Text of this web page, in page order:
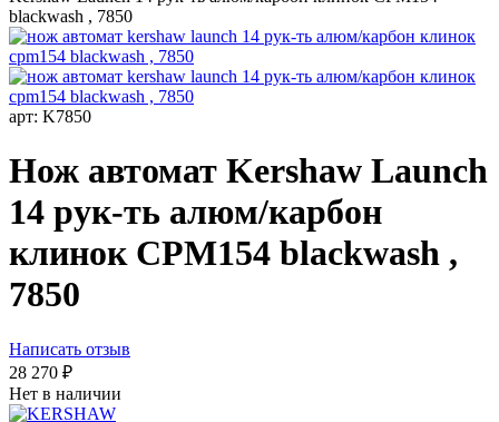
blackwash , 7850
арт: K7850
Нож автомат Kershaw Launch
14 рук-ть алюм/карбон
клинок CPM154 blackwash ,
7850
Написать отзыв
28 270 ₽
Нет в наличии